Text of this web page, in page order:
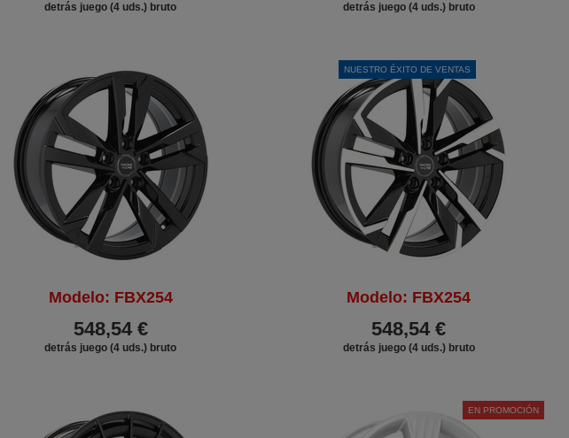
detrás juego (4 uds.) bruto detrás juego (4 uds.) bruto
Modelo: FBX254
548,54 €
detrás juego (4 uds.) bruto
NUESTRO ÉXITO DE VENTAS
Modelo: FBX254
548,54 €
detrás juego (4 uds.) bruto
EN PROMOCIÓN